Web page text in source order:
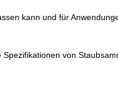
kann und für
von